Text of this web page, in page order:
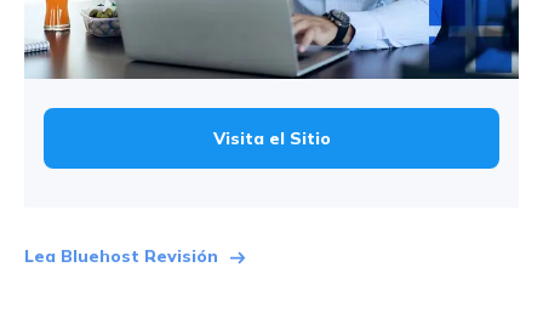
Visita el Sitio
Lea Bluehost Revisión